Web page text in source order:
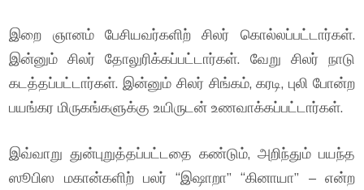
இறை ஞானம் பேசியவர்களிற் சிலர் கொல்லப்பட்டார்கள்.
இன்னும் சிலர் தோலுரிக்கப்பட்டார்கள். வேறு சிலர் நாடு
கடத்தப்பட்டார்கள். இன்னும் சிலர் சிங்கம், கரடி, புலி போன்ற
பயங்கர மிருகங்களுக்கு உயிருடன் உணவாக்கப்பட்டார்கள்.
இவ்வாறு துன்புறுத்தப்பட்டதை கண்டும், அறிந்தும் பயந்த
ஸூபிஸ மகான்களிற் பலர் “இஷாறா” “கினாயா” – என்ற